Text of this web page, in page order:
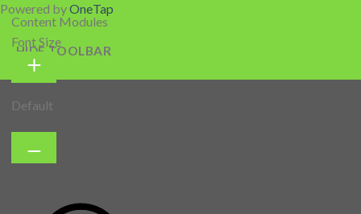
Powered byOneTap
HIDE TOOLBAR
Content Modules
Font Size
Default